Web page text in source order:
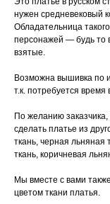
нужен средневековый
Обладательница
персонажей — будь то
взятые.
Возможна вышивка по
т.к. потребуется
По желанию
сделать платье из
ткань, черная льняная
ткань, коричневая
Мы вместе с вами
цветом ткани платья.